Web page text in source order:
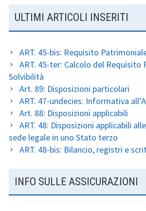
SIDEBAR
SUSSIDIARIA
ULTIMI ARTICOLI INSERITI
ART. 45-bis: Requisito
ART. 45-ter: Calcolo del Requisito
Solvibilità
Art. 89: Disposizioni particolari
ART. 47-undecies: Informativa
Art. 88: Disposizioni applicabili
ART. 48: Disposizioni applicabili
sede legale in uno Stato terzo
ART. 48-bis: Bilancio, registri e
INFO SULLE ASSICURAZIONI